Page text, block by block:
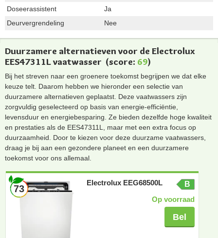
Doseerassistent
Ja
Deurvergrendeling
Nee
Duurzamere alternatieven voor de Electrolux
EES47311L vaatwasser (score: 69)
Bij het streven naar een groenere toekomst begrijpen we dat elke
keuze telt. Daarom hebben we hieronder een selectie van
duurzamere alternatieven geplaatst. Deze vaatwassers zijn
zorgvuldig geselecteerd op basis van energie-efficiëntie,
levensduur en energiebesparing. Ze bieden dezelfde hoge kwaliteit
en prestaties als de EES47311L, maar met een extra focus op
duurzaamheid. Door te kiezen voor deze duurzame vaatwassers,
draag je bij aan een gezondere planeet en een duurzamere
toekomst voor ons allemaal.
73
Electrolux EEG68500L
B
Op voorraad
Bel